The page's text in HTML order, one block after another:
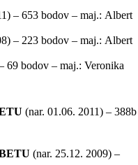
– 653 bodov – maj.: Albert
– 223 bodov – maj.: Albert
69 bodov – maj.: Veronika
(nar. 01.06. 2011) – 388b
(nar. 25.12. 2009) –